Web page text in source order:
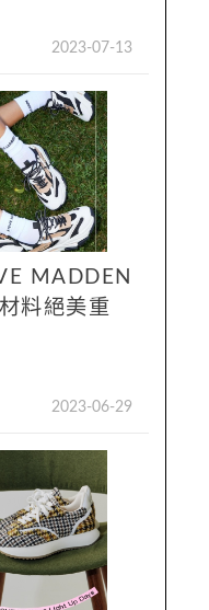
2023-07-13
MADDEN
料絕美重
2023-06-29